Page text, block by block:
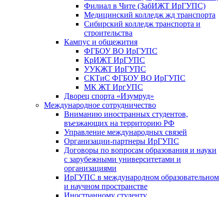
Филиал в Чите (ЗабИЖТ ИрГУПС)
Медицинский колледж жд транспорта
Сибирский колледж транспорта и
строительства
Кампус и общежития
ФГБОУ ВО ИрГУПС
КрИЖТ ИрГУПС
УУКЖТ ИрГУПС
СКТиС ФГБОУ ВО ИрГУПС
МК ЖТ ИргУПС
Дворец спорта «Изумруд»
Международное сотрудничество
Вниманию иностранных студентов,
въезжающих на территорию РФ
Управление международных связей
Организации-партнеры ИрГУПС
Договоры по вопросам образования и науки
с зарубежными университетами и
организациями
ИрГУПС в международном образовательном
и научном пространстве
Иностранному студенту